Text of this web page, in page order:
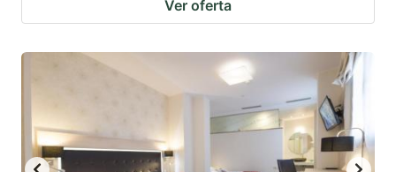
Ver oferta